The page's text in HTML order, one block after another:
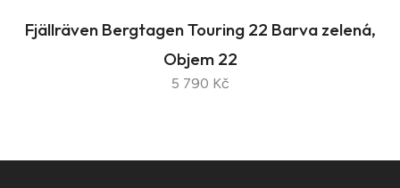
Fjällräven Bergtagen Touring 22 Barva zelená,
Objem 22
5 790 Kč